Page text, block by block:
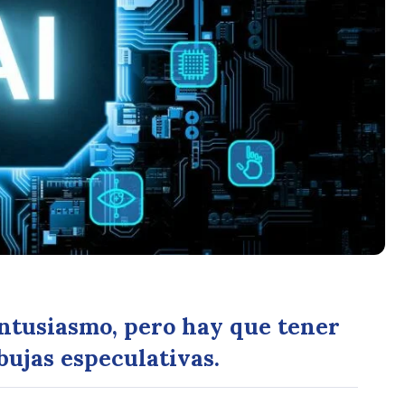
pero hay que tener
especulativas.